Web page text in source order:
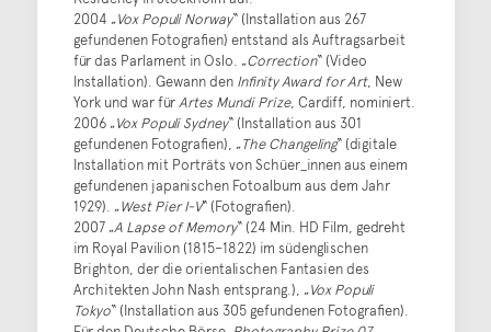
2004 „Vox Populi Norway“ (Installation aus 267
gefundenen Fotografien) entstand als Auftragsarbeit
für das Parlament in Oslo. „Correction“ (Video
Installation). Gewann den Infinity Award for Art, New
York und war fürArtes Mundi Prize, Cardiff, nominiert.
2006 „Vox Populi Sydney“ (Installation aus 301
gefundenen Fotografien), „The Changeling“ (digitale
Installation mit Porträts von Schüer_innen aus einem
gefundenen japanischen Fotoalbum aus dem Jahr
1929). „West Pier I-V“ (Fotografien).
2007 „A Lapse of Memory“ (24 Min. HD Film, gedreht
im Royal Pavilion (1815–1822) im südenglischen
Brighton, der die orientalischen Fantasien des
Architekten John Nash entsprang.), „Vox Populi
Tokyo“ (Installation aus 305 gefundenen Fotografien).